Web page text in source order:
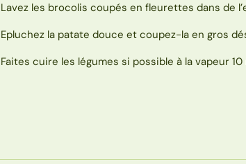
Lavez les brocolis coupés en fleurettes dans de
Epluchez la patate douce et coupez-la en gros
Faites cuire les légumes si possible à la vapeur